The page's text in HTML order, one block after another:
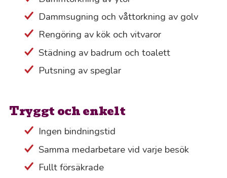
Dammsugning och våttorkning av golv
Rengöring av kök och vitvaror
Städning av badrum och toalett
Putsning av speglar
Tryggt och enkelt
Ingen bindningstid
Samma medarbetare vid varje besök
Fullt försäkrade